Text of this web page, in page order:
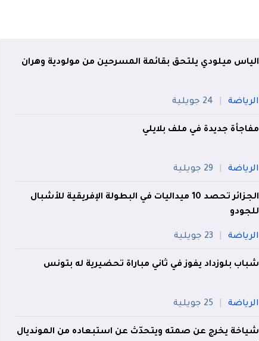
الياس ميلودي يلتحق بقائمة المسرحين من مولودية وهران
الرياضة 24 جويلية
مفاجأة جديدة في ملف بلايلي
الرياضة 29 جويلية
الجزائر تحصد 10 ميداليات في البطولة الإفريقية للأشبال
للجودو
الرياضة 23 جويلية
شباب بلوزداد يفوز في ثاني مباراة تحضيرية له بتونس
الرياضة 25 جويلية
شياخة يخرج عن صمته ويتحدّث عن استبعاده من المونديال